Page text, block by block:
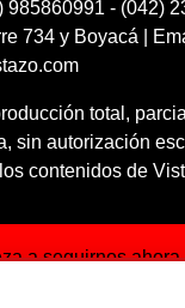
985860991 - (042)
734 y Boyacá |
total,
sin autorización
contenidos de
a seguirnos ahora